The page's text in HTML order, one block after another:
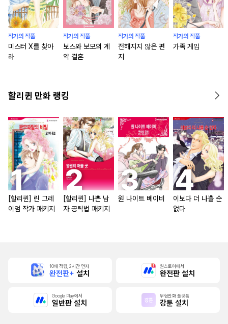
작가의 작품
미스터 X를 찾아
라
작가의 작품
보스와 보모의 계
약 결혼
작가의 작품
전해지지 않은 편
지
작가의 작품
가족 게임
할리퀸 만화 랭킹
[할리퀸] 린 그레
이엄 작가 패키지
[할리퀸] 나쁜 남
자 공략법 패키지
원 나이트 베이비
이보다 더 나쁠 순
없다
10배 적립, 2시간 먼저
완전판+ 설치
원스토어에서
완전판 설치
Google Play에서
일반판 설치
무협만화 플랫폼
강툰 설치